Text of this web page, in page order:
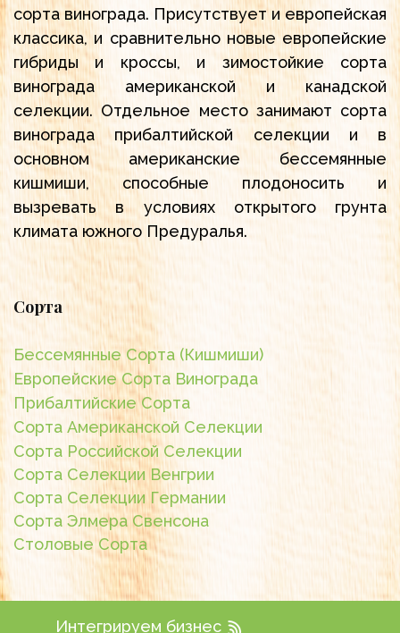
сорта винограда. Присутствует и европейская
классика, и сравнительно новые европейские
гибриды и кроссы, и зимостойкие сорта
винограда американской и канадской
селекции. Отдельное место занимают сорта
винограда прибалтийской селекции и в
основном американские бессемянные
кишмиши, способные плодоносить и
вызревать в условиях открытого грунта
климата южного Предуралья.
Сорта
Бессемянные Сорта (Кишмиши)
Европейские Сорта Винограда
Прибалтийские Сорта
Сорта Американской Селекции
Сорта Российской Селекции
Сорта Селекции Венгрии
Сорта Селекции Германии
Сорта Элмера Свенсона
Столовые Сорта
Интегрируем бизнес